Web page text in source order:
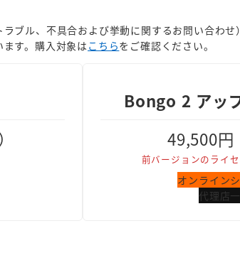
ル、不具合および挙動に関するお問い合わせ
す。購入対象は こちらをご確認ください。
Bongo 2 アッ
49,500円
前バージョンのライ
オンライン
代理店